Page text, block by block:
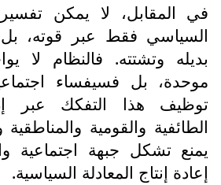
في المقابل، لا يمكن
السياسي فقط عبر قوته،
بديله وتشتته. فالنظام لا
موحدة، بل فسيفساء
توظيف هذا التفكك عبر
الطائفية والقومية
يمنع تشكل جبهة اجتماعية
إعادة إنتاج المعادلة السياسية.